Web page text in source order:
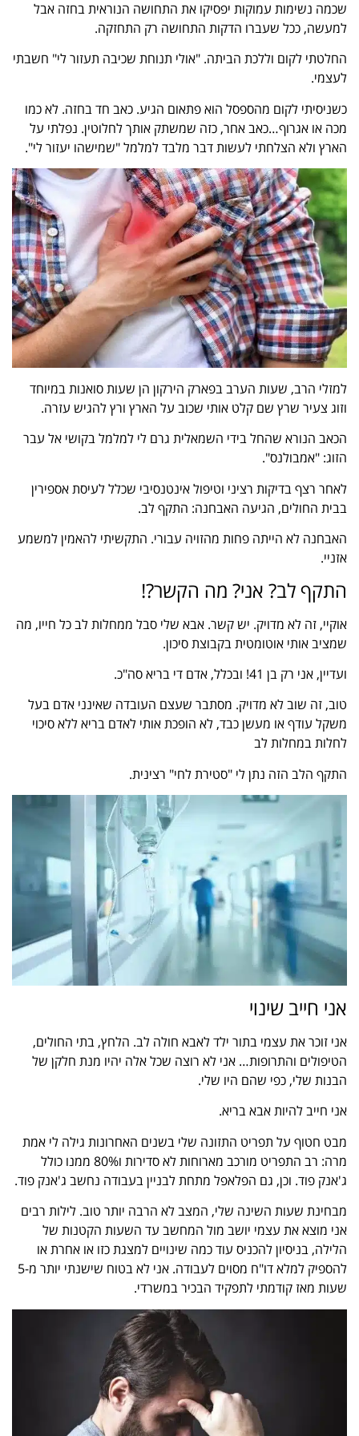
שכמה נשימות עמוקות יפסיקו את התחושה הנוראית בחזה אבל
למעשה, ככל שעברו הדקות התחושה רק התחזקה.
החלטתי לקום וללכת הביתה. "אולי תנוחת שכיבה תעזור לי" חשבתי
לעצמי.
כשניסיתי לקום מהספסל הוא פתאום הגיע. כאב חד בחזה. לא כמו
מכה או אגרוף…כאב אחר, כזה שמשתק אותך לחלוטין. נפלתי על
הארץ ולא הצלחתי לעשות דבר מלבד למלמל "שמישהו יעזור לי".
למזלי הרב, שעות הערב בפארק הירקון הן שעות סואנות במיוחד
וזוג צעיר שרץ שם קלט אותי שכוב על הארץ ורץ להגיש עזרה.
הכאב הנורא שהחל בידי השמאלית גרם לי למלמל בקושי אל עבר
הזוג: "אמבולנס".
לאחר רצף בדיקות רציני וטיפול אינטנסיבי שכלל לעיסת אספירין
בבית החולים, הגיעה האבחנה: התקף לב.
האבחנה לא הייתה פחות מהזויה עבורי. התקשיתי להאמין למשמע
אזניי.
התקף לב? אני? מה הקשר?!
אוקיי, זה לא מדויק. יש קשר. אבא שלי סבל ממחלות לב כל חייו, מה
שמציב אותי אוטומטית בקבוצת סיכון.
ועדיין, אני רק בן 41! ובכלל, אדם די בריא סה"כ.
טוב, זה שוב לא מדויק. מסתבר שעצם העובדה שאינני אדם בעל
משקל עודף או מעשן כבד, לא הופכת אותי לאדם בריא ללא סיכוי
לחלות במחלות לב
התקף הלב הזה נתן לי "סטירת לחי" רצינית.
אני חייב שינוי
אני זוכר את עצמי בתור ילד לאבא חולה לב. הלחץ, בתי החולים,
הטיפולים והתרופות… אני לא רוצה שכל אלה יהיו מנת חלקן של
הבנות שלי, כפי שהם היו שלי.
אני חייב להיותאבא בריא.
מבט חטוף על תפריט התזונה שלי בשנים האחרונות גילה לי אמת
מרה: רב התפריט מורכב מארוחות לא סדירות ו80% ממנו כולל
ג'אנק פוד. וכן, גם הפלאפל מתחת לבניין בעבודה נחשב ג'אנק פוד.
מבחינת שעות השינה שלי, המצב לא הרבה יותר טוב. לילות רבים
אני מוצא את עצמי יושב מול המחשב עד השעות הקטנות של
הלילה, בניסיון להכניס עוד כמה שינויים למצגת כזו או אחרת או
להספיק למלא דו"ח מסוים לעבודה. אני לא בטוח שישנתי יותר מ-5
שעות מאז קודמתי לתפקיד הבכיר במשרדי.